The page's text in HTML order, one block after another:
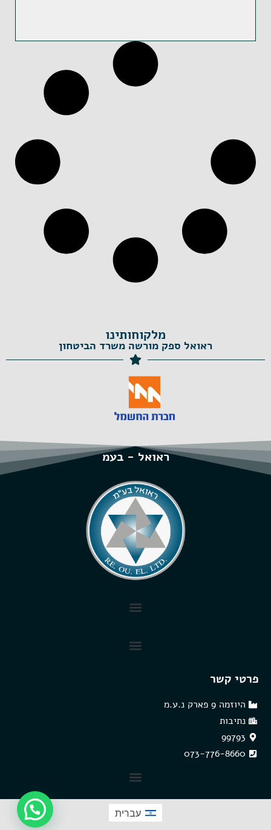
מלקוחותינו
ראואל ספק מורשה משרד הביטחון
ראואל - בעמ
פרטי קשר
היוזמה 9 פארק נ.ע.מ
נתיבות
99793
073-776-8660
עברית